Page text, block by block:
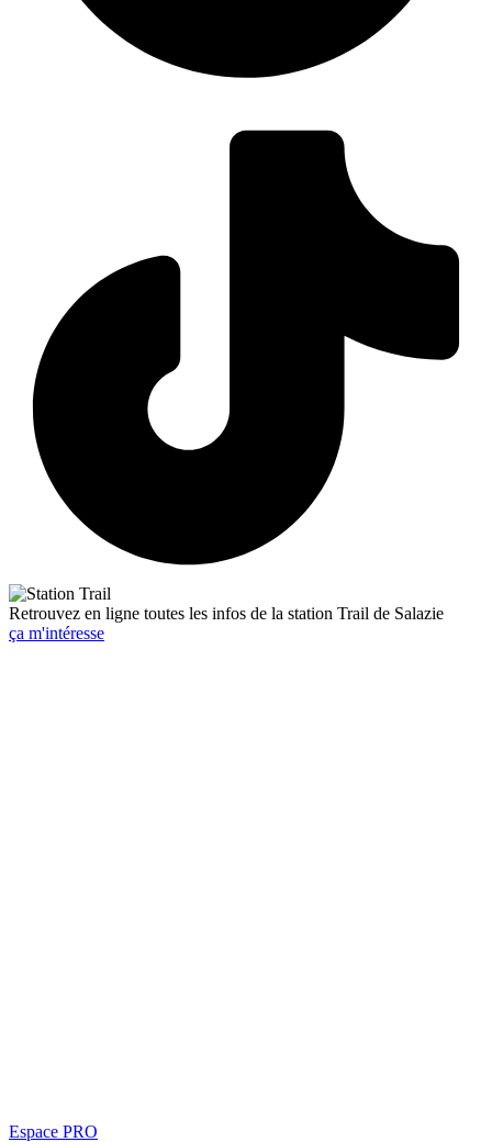
Retrouvez en ligne toutes les infos de la station Trail de Salazie
ça m'intéresse
Espace PRO